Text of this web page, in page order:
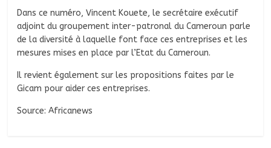
Dans ce numéro, Vincent Kouete, le secrétaire exécutif
adjoint du groupement inter-patronal du Cameroun parle
de la diversité à laquelle font face ces entreprises et les
mesures mises en place par l’Etat du Cameroun.
Il revient également sur les propositions faites par le
Gicam pour aider ces entreprises.
Source: Africanews